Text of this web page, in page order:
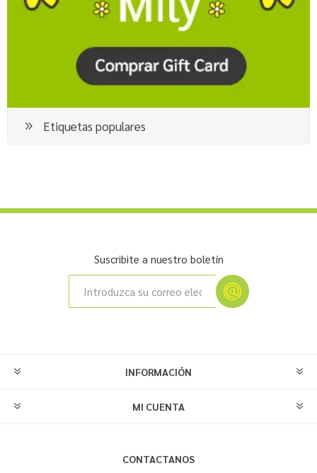
Etiquetas populares
Suscribite a nuestro boletín
INFORMACIÓN
MI CUENTA
CONTACTANOS